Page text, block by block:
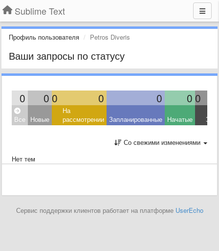
Sublime Text
Профиль пользователя Petros Diveris
Ваши запросы по статусу
0 0 0 0 0 0 0
Все Новые
На
рассмотрении Запланированные Начатые
Со свежими изменениями
Нет тем
Сервис поддержки клиентов работает на платформе UserEcho